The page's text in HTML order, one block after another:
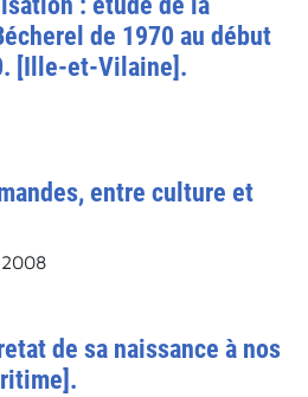
de 1970 au début
[Ille-et-Vilaine].
entre culture et
de sa naissance à nos